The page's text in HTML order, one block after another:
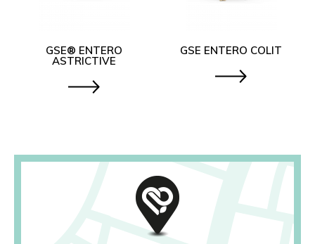
GSE® ENTERO
ASTRICTIVE
GSE ENTERO COLIT